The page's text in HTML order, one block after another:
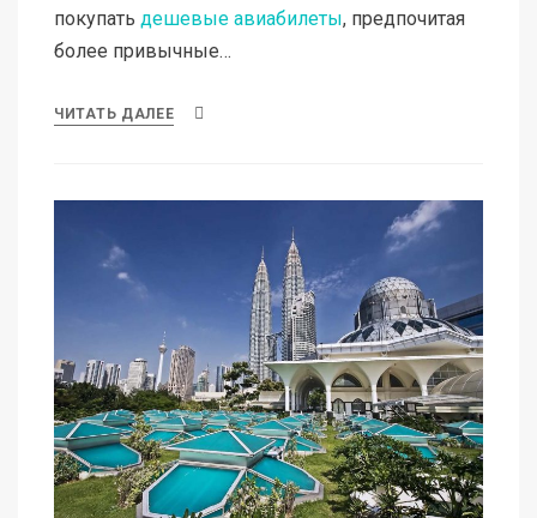
покупать дешевые авиабилеты, предпочитая
более привычные…
ЧИТАТЬ ДАЛЕЕ